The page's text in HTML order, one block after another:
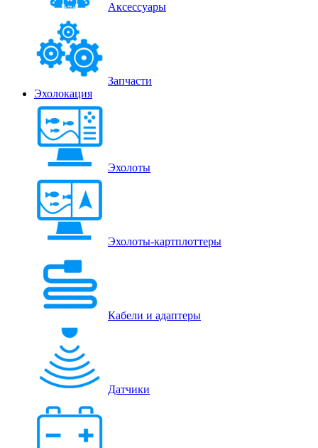
Аксессуары
Запчасти
Эхолокация
Эхолоты
Эхолоты-картплоттеры
Кабели и адаптеры
Датчики